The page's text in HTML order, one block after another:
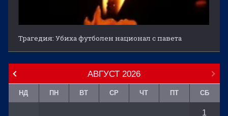
Трагедия: Убиха футболен национал с павета
АВГУСТ 2026
НД ПН ВТ СР ЧТ ПТ СБ
1